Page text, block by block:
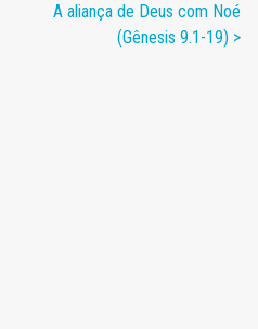
A aliança de Deus com Noé
(Gênesis 9.1-19) >